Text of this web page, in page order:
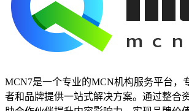
MCN7是一个专业的MCN机构服务平台，
者和品牌提供一站式解决方案。通过整合